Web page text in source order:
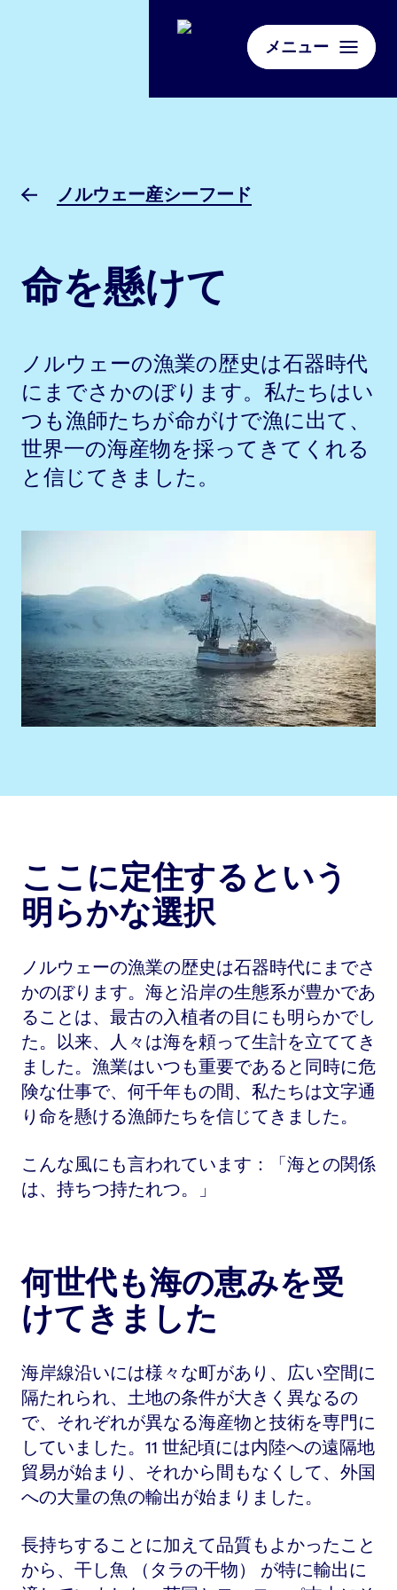
メニュー
ノルウェー産シーフード
命を懸けて
ノルウェーの漁業の歴史は石器時代
にまでさかのぼります。私たちはい
つも漁師たちが命がけで漁に出て、
世界一の海産物を採ってきてくれる
と信じてきました。
ここに定住するという
明らかな選択
ノルウェーの漁業の歴史は石器時代にまでさ
かのぼります。海と沿岸の生態系が豊かであ
ることは、最古の入植者の目にも明らかでし
た。以来、人々は海を頼って生計を立ててき
ました。漁業はいつも重要であると同時に危
険な仕事で、何千年もの間、私たちは文字通
り命を懸ける漁師たちを信じてきました。
こんな風にも言われています：「海との関係
は、持ちつ持たれつ。」
何世代も海の恵みを受
けてきました
海岸線沿いには様々な町があり、広い空間に
隔たれられ、土地の条件が大きく異なるの
で、それぞれが異なる海産物と技術を専門に
していました。11 世紀頃には内陸への遠隔地
貿易が始まり、それから間もなくして、外国
への大量の魚の輸出が始まりました。
長持ちすることに加えて品質もよかったこと
から、干し魚 （タラの干物） が特に輸出に